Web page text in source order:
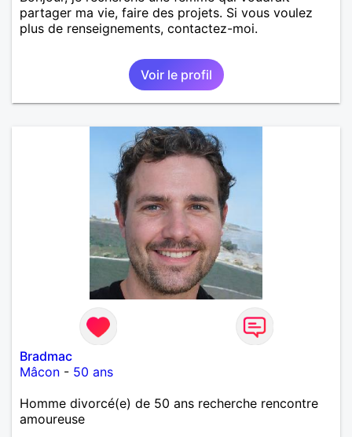
partager ma vie, faire des projets. Si vous voulez
plus de renseignements, contactez-moi.
Voir le profil
Bradmac
Mâcon - 50 ans
Homme divorcé(e) de 50 ans recherche rencontre
amoureuse